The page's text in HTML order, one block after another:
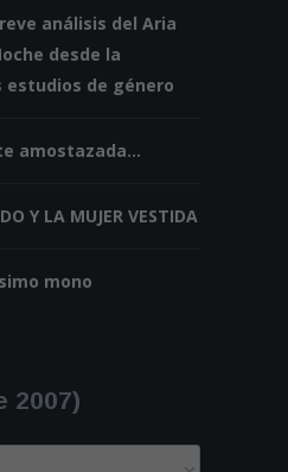
análisis del Aria
desde la
estudios de género
amostazada…
Y LA MUJER VESTIDA
mono
2007)